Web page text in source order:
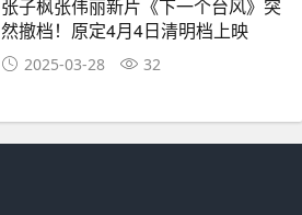
张子枫张伟丽新片《下一个台风》突
然撤档！原定4月4日清明档上映
2025-03-28 32